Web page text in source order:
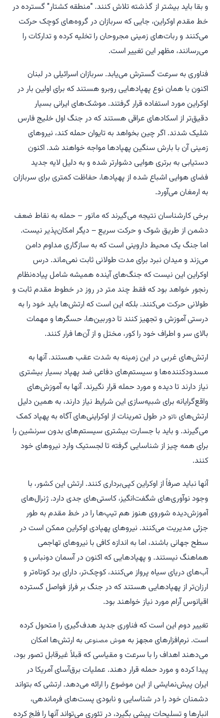
و بقا باید بیشتر از گذشته تلاش کنند. "منطقه کشتار" گسترده در
خط مقدم اوکراین، جایی که سربازان در گروه‌های کوچک حرکت
می‌کنند و ربات‌های زمینی مجروحان را تخلیه کرده و تدارکات را
می‌رسانند، مظهر این تغییر است.
فناوری به سرعت گسترش می‌یابد. سربازان اسرائیلی در لبنان
اکنون با همان نوع پهپادهایی روبرو هستند که برای اولین بار در
اوکراین مورد استفاده قرار گرفتند. موشک‌های ایرانی بسیار
دقیق‌تر از اسکادهای عراقی هستند که در جنگ اول خلیج فارس
شلیک شدند. اگر چین بخواهد به تایوان حمله کند، نیروهای
زمینی آن با بارش سنگین پهپادها مواجه خواهند شد. اکنون
دستیابی به برتری هوایی دشوارتر شده و به دلیل لایه جدید
فضای هوایی اشباع شده از پهپادها، حفاظت کمتری برای سربازان
به ارمغان می‌آورد.
برخی کارشناسان نتیجه می‌گیرند که مانور – حمله به نقاط ضعف
دشمن از طریق شوک و حرکت سریع – دیگر امکان‌پذیر نیست.
اما جنگ یک محیط داروینی است که به سازگاری مداوم دامن
می‌زند و میدان نبرد برای مدت طولانی ثابت نمی‌ماند. درس
اوکراین این نیست که جنگ‌های آینده همیشه شامل پیاده‌نظام
رنجور خواهد بود که فقط چند متر در روز در خطوط مقدم ثابت و
طولانی حرکت می‌کنند. بلکه این است که ارتش‌ها باید خود را به
درستی آموزش و تجهیز کنند تا دوربین‌ها، حسگرها و مهمات
بالای سر و اطراف خود را کور، مختل و از آن‌ها فرار کنند.
ارتش‌های غربی در این زمینه به شدت عقب هستند. آنها به
مسدودکننده‌ها و سیستم‌های دفاعی ضد پهپاد بسیار بیشتری
نیاز دارند تا دیده و مورد حمله قرار نگیرند. آنها به آموزش‌های
واقع‌گرایانه برای شبیه‌سازی این شرایط نیاز دارند، به همین دلیل
ارتش‌های ناتو در طول تمرینات از اوکراینی‌های آگاه به پهپاد کمک
می‌گیرند. و باید با جسارت بیشتری سیستم‌های بدون سرنشین را
برای همه چیز از شناسایی گرفته تا لجستیک وارد نیروهای خود
کنند.
آنها نباید صرفاً از اوکراین کپی‌برداری کنند. ارتش این کشور، با
وجود نوآوری‌های شگفت‌انگیز، کاستی‌های جدی دارد. ژنرال‌های
آموزش‌دیده شوروی هنوز هم تیپ‌ها را در خط مقدم به طور
جزئی مدیریت می‌کنند. نیروهای پهپادی اوکراین ممکن است در
سطح جهانی باشند، اما به اندازه کافی با نیروهای تهاجمی
هماهنگ نیستند. و پهپادهایی که اکنون در آسمان دونباس و
آب‌های دریای سیاه پرواز می‌کنند، کوچک‌تر، دارای برد کوتاه‌تر و
ارزان‌تر از پهپادهایی هستند که در جنگ بر فراز فواصل گسترده
اقیانوس آرام مورد نیاز خواهند بود.
تغییر دوم این است که فناوری جدید هدف‌گیری را متحول کرده
است. نرم‌افزارهای مجهز به هوش مصنوعی به ارتش‌ها امکان
می‌دهند اهداف را با سرعت و مقیاسی که قبلاً غیرقابل تصور بود،
پیدا کرده و مورد حمله قرار دهند. عملیات برق‌آسای آمریکا در
ایران پیش‌نمایشی از این موضوع را ارائه می‌دهد. ارتشی که بتواند
دشمنان خود را در شناسایی و نابودی پست‌های فرماندهی،
انبارها و تسلیحات پیشی بگیرد، در تئوری می‌تواند آنها را فلج کرده